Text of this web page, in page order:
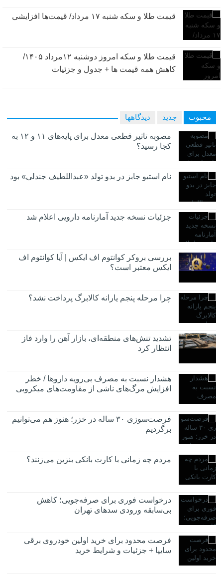
قیمت طلا و سکه شنبه ۱۷ مرداد/ قیمت‌ها افزایشی
قیمت طلا و سکه امروز دوشنبه ۱۲مرداد ۱۴۰۵/
کاهش همه قیمت ها + جدول و جزئیات
محبوب جدید دیدگاهها
مصوبه تاثیر قطعی معدل برای پایه‌های ۱۱ و ۱۲ به
کجا رسید؟
نام استیو جابز در بدو تولد «عبداللطیف جندلی» بود
جزئیات نسخه جدید آمارنامه دارویی اعلام شد
بررسی بروکر کوانتوم اف ایکس | آیا کوانتوم اف
ایکس معتبر است؟
چرا مرحله پنجم یارانه کالابرگ پرداخت نشد؟
تشدید تنش‌های منطقه‌ای، بازار آهن را وارد فاز
انتظار کرد
هشدار نسبت به مصرف بی‌رویه داروها / خطر
افزایش مرگ‌های ناشی از مقاومت‌های میکروبی
فرصت‌سوزی ۳۰ ساله در خزر؛ هنوز هم می‌توانیم
برگردیم
مردم چه زمانی با کارت بانکی بنزین می‌زنند؟
درخواست فوری برای صرفه‌جویی؛ کاهش
بی‌سابقه ورودی سدهای تهران
فرصت محدود برای خرید اولین خودروی برقی
سایپا + جزئیات و شرایط خرید